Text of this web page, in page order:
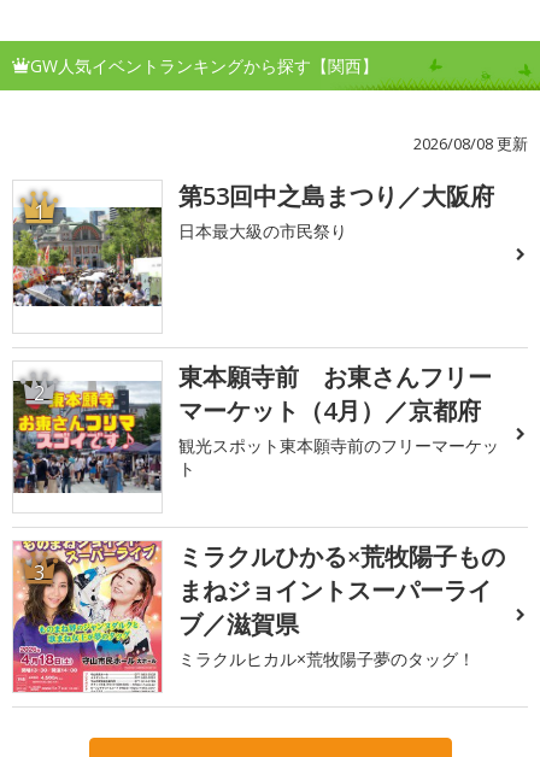
GW人気イベントランキングから探す【関西】
2026/08/08 更新
1 第53回中之島まつり／大阪府
日本最大級の市民祭り
2
東本願寺前 お東さんフリー
マーケット（4月）／京都府
観光スポット東本願寺前のフリーマーケッ
ト
3
ミラクルひかる×荒牧陽子もの
まねジョイントスーパーライ
ブ／滋賀県
ミラクルヒカル×荒牧陽子夢のタッグ！